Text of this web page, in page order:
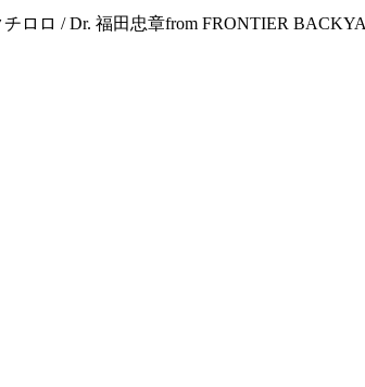
チロロ / Dr. 福田忠章from FRONTIER